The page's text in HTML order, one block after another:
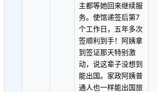
主都等她回来继续服
务。使馆递签后第7
个工作日，五年多次
签顺利到手！阿姨拿
到签证那天特别激
动，说这辈子没想到
能出国。家政阿姨普
通人也一样能出国旅